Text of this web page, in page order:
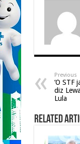
Previous
‘O STF
diz
Lula
Related